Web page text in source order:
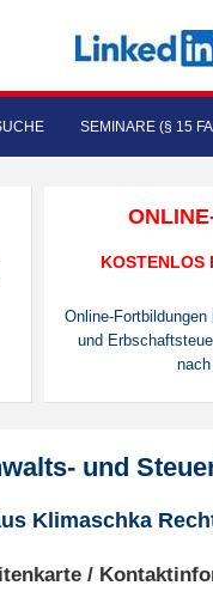
SEMINARE (§ 15
KOSTENLOS
Online-
und
und
Klimaschka
/